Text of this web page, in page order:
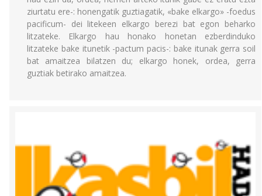
ziurtatu ere-: honengatik guztiagatik, «bake elkargo» -foedus
pacificum- dei litekeen elkargo berezi bat egon beharko
litzateke. Elkargo hau honako honetan ezberdinduko
litzateke bake itunetik -pactum pacis-: bake itunak gerra soil
bat amaitzea bilatzen du; elkargo honek, ordea, gerra
guztiak betirako amaitzea.